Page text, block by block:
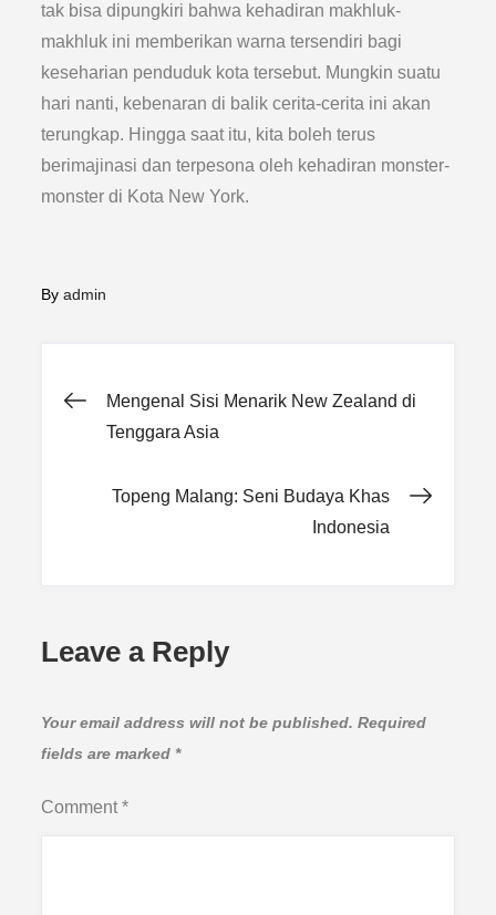
tak bisa dipungkiri bahwa kehadiran makhluk-
makhluk ini memberikan warna tersendiri bagi
keseharian penduduk kota tersebut. Mungkin suatu
hari nanti, kebenaran di balik cerita-cerita ini akan
terungkap. Hingga saat itu, kita boleh terus
berimajinasi dan terpesona oleh kehadiran monster-
monster di Kota New York.
Byadmin
Post
Mengenal Sisi Menarik New Zealand di
Tenggara Asia
Topeng Malang: Seni Budaya Khas
Indonesia
Leave a Reply
Your email address will not be published. Required
fields are marked *
Comment*